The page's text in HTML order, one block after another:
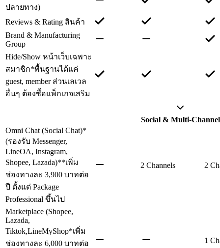
ปลายทาง)
Reviews & Rating สินค้า
Brand & Manufacturing
Group
Hide/Show หน้าเว็บเฉพาะ
สมาชิก*พื้นฐานได้แค่
guest, member ส่วนเลเวล
อื่นๆ ต้องซื้อแพ็กเกจเสริม
Social & Multi-Channel
Omni Chat (Social Chat)*
(รองรับ Messenger,
LineOA, Instagram,
Shopee, Lazada)**เพิ่ม
ช่องทางละ 3,900 บาทต่อ
ปี ตั้งแต่ Package
Professional ขึ้นไป
2 Channels 2
Marketplace (Shopee,
Lazada,
Tiktok,LineMyShop*เพิ่ม
ช่องทางละ 6,000 บาทต่อ
1